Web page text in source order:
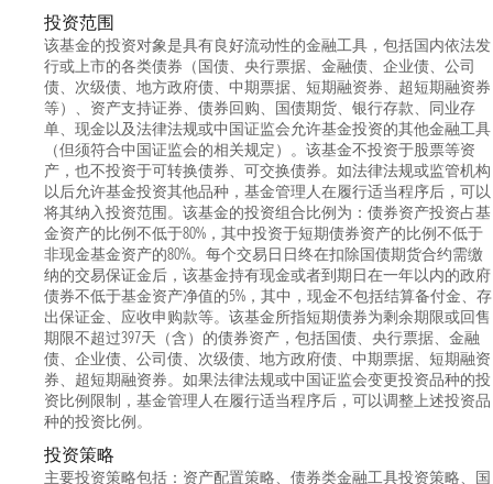
投资范围
该基金的投资对象是具有良好流动性的金融工具，包括国内依法发
行或上市的各类债券（国债、央行票据、金融债、企业债、公司
债、次级债、地方政府债、中期票据、短期融资券、超短期融资券
等）、资产支持证券、债券回购、国债期货、银行存款、同业存
单、现金以及法律法规或中国证监会允许基金投资的其他金融工具
（但须符合中国证监会的相关规定）。该基金不投资于股票等资
产，也不投资于可转换债券、可交换债券。如法律法规或监管机构
以后允许基金投资其他品种，基金管理人在履行适当程序后，可以
将其纳入投资范围。该基金的投资组合比例为：债券资产投资占基
金资产的比例不低于80%，其中投资于短期债券资产的比例不低于
非现金基金资产的80%。每个交易日日终在扣除国债期货合约需缴
纳的交易保证金后，该基金持有现金或者到期日在一年以内的政府
债券不低于基金资产净值的5%，其中，现金不包括结算备付金、存
出保证金、应收申购款等。该基金所指短期债券为剩余期限或回售
期限不超过397天（含）的债券资产，包括国债、央行票据、金融
债、企业债、公司债、次级债、地方政府债、中期票据、短期融资
券、超短期融资券。如果法律法规或中国证监会变更投资品种的投
资比例限制，基金管理人在履行适当程序后，可以调整上述投资品
种的投资比例。
投资策略
主要投资策略包括：资产配置策略、债券类金融工具投资策略、国